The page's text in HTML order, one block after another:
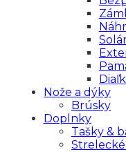
Nože a dýky
Brúsky
Doplnky
Tašky &